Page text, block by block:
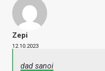
Zepi
12.10.2023
dad sanoi